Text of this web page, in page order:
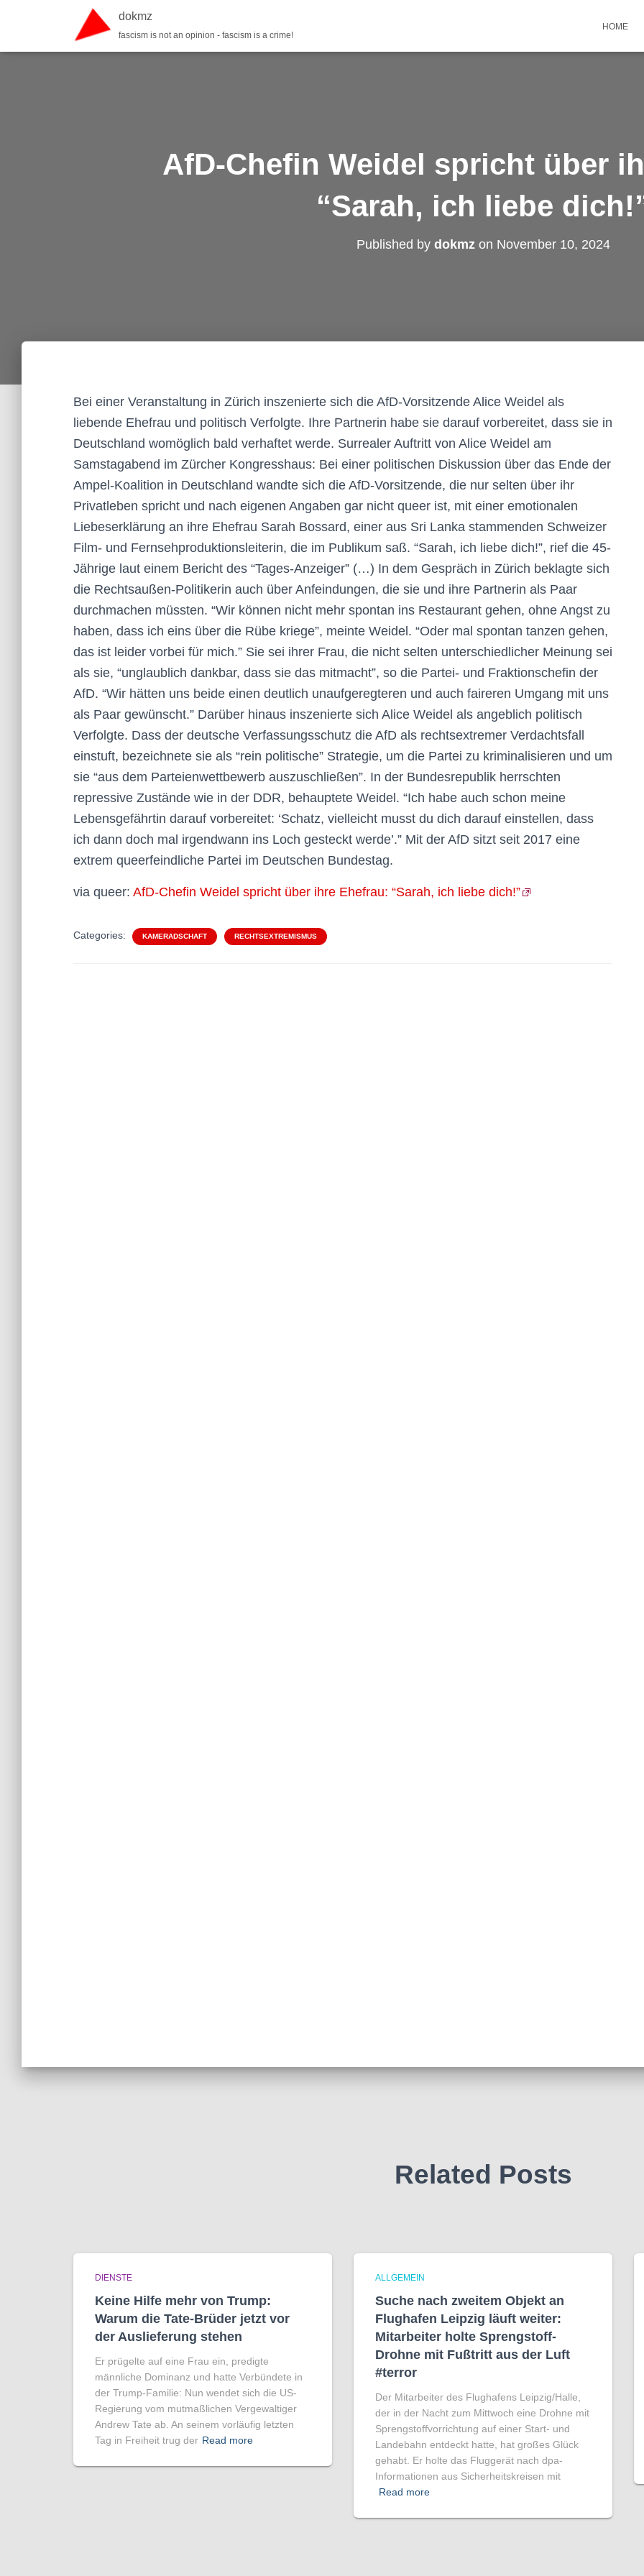
dokmz
fascism is not an opinion - fascism is a crime!
HOME
AfD-Chefin Weidel spricht über
“Sarah, ich liebe
Published by dokmzon November 10, 2024
Bei einer Veranstaltung in Zürich inszenierte sich die AfD-Vorsitzende Alice Weidel als
liebende Ehefrau und politisch Verfolgte. Ihre Partnerin habe sie darauf vorbereitet, dass sie in
Deutschland womöglich bald verhaftet werde. Surrealer Auftritt von Alice Weidel am
Samstagabend im Zürcher Kongresshaus: Bei einer politischen Diskussion über das Ende der
Ampel-Koalition in Deutschland wandte sich die AfD-Vorsitzende, die nur selten über ihr
Privatleben spricht und nach eigenen Angaben gar nicht queer ist, mit einer emotionalen
Liebeserklärung an ihre Ehefrau Sarah Bossard, einer aus Sri Lanka stammenden Schweizer
Film- und Fernsehproduktionsleiterin, die im Publikum saß. “Sarah, ich liebe dich!”, rief die 45-
Jährige laut einem Bericht des “Tages-Anzeiger” (…) In dem Gespräch in Zürich beklagte sich
die Rechtsaußen-Politikerin auch über Anfeindungen, die sie und ihre Partnerin als Paar
durchmachen müssten. “Wir können nicht mehr spontan ins Restaurant gehen, ohne Angst zu
haben, dass ich eins über die Rübe kriege”, meinte Weidel. “Oder mal spontan tanzen gehen,
das ist leider vorbei für mich.” Sie sei ihrer Frau, die nicht selten unterschiedlicher Meinung sei
als sie, “unglaublich dankbar, dass sie das mitmacht”, so die Partei- und Fraktionschefin der
AfD. “Wir hätten uns beide einen deutlich unaufgeregteren und auch faireren Umgang mit uns
als Paar gewünscht.” Darüber hinaus inszenierte sich Alice Weidel als angeblich politisch
Verfolgte. Dass der deutsche Verfassungsschutz die AfD als rechtsextremer Verdachtsfall
einstuft, bezeichnete sie als “rein politische” Strategie, um die Partei zu kriminalisieren und um
sie “aus dem Parteienwettbewerb auszuschließen”. In der Bundesrepublik herrschten
repressive Zustände wie in der DDR, behauptete Weidel. “Ich habe auch schon meine
Lebensgefährtin darauf vorbereitet: ‘Schatz, vielleicht musst du dich darauf einstellen, dass
ich dann doch mal irgendwann ins Loch gesteckt werde’.” Mit der AfD sitzt seit 2017 eine
extrem queerfeindliche Partei im Deutschen Bundestag.
via queer: AfD-Chefin Weidel spricht über ihre Ehefrau: “Sarah, ich liebe dich!”
Categories: KAMERADSCHAFT RECHTSEXTREMISMUS
Related Posts
DIENSTE
Keine Hilfe mehr von Trump:
Warum die Tate-Brüder jetzt vor
der Auslieferung stehen
Er prügelte auf eine Frau ein, predigte
männliche Dominanz und hatte Verbündete in
der Trump-Familie: Nun wendet sich die US-
Regierung vom mutmaßlichen Vergewaltiger
Andrew Tate ab. An seinem vorläufig letzten
Tag in Freiheit trug der Read more
ALLGEMEIN
Suche nach zweitem Objekt an
Flughafen Leipzig läuft weiter:
Mitarbeiter holte Sprengstoff-
Drohne mit Fußtritt aus der Luft
#terror
Der Mitarbeiter des Flughafens Leipzig/Halle,
der in der Nacht zum Mittwoch eine Drohne mit
Sprengstoffvorrichtung auf einer Start- und
Landebahn entdeckt hatte, hat großes Glück
gehabt. Er holte das Fluggerät nach dpa-
Informationen aus Sicherheitskreisen mit
Read more